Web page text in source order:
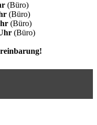
(Büro)
(Büro)
(Büro)
(Büro)